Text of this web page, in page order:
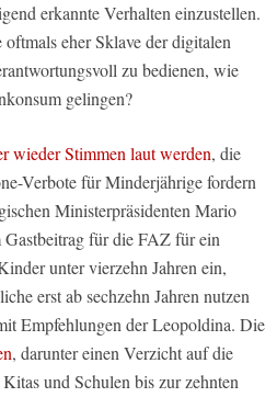
erkannte Verhalten einzustellen.
eher Sklave der digitalen
zu bedienen, wie
gelingen?
wieder Stimmen laut werden, die
Verbote für Minderjährige fordern
Ministerpräsidenten Mario
für die FAZ für ein
unter vierzehn Jahren ein,
erst ab sechzehn Jahren nutzen
Empfehlungen der Leopoldina. Die
, darunter einen Verzicht auf die
und Schulen bis zur zehnten